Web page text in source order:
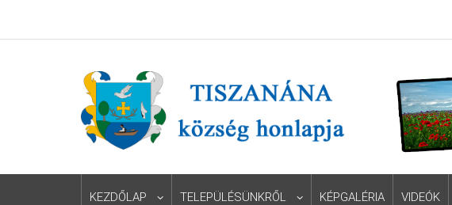
KEZDŐLAP TELEPÜLÉSÜNKRŐL KÉPGALÉRIA VIDEÓK